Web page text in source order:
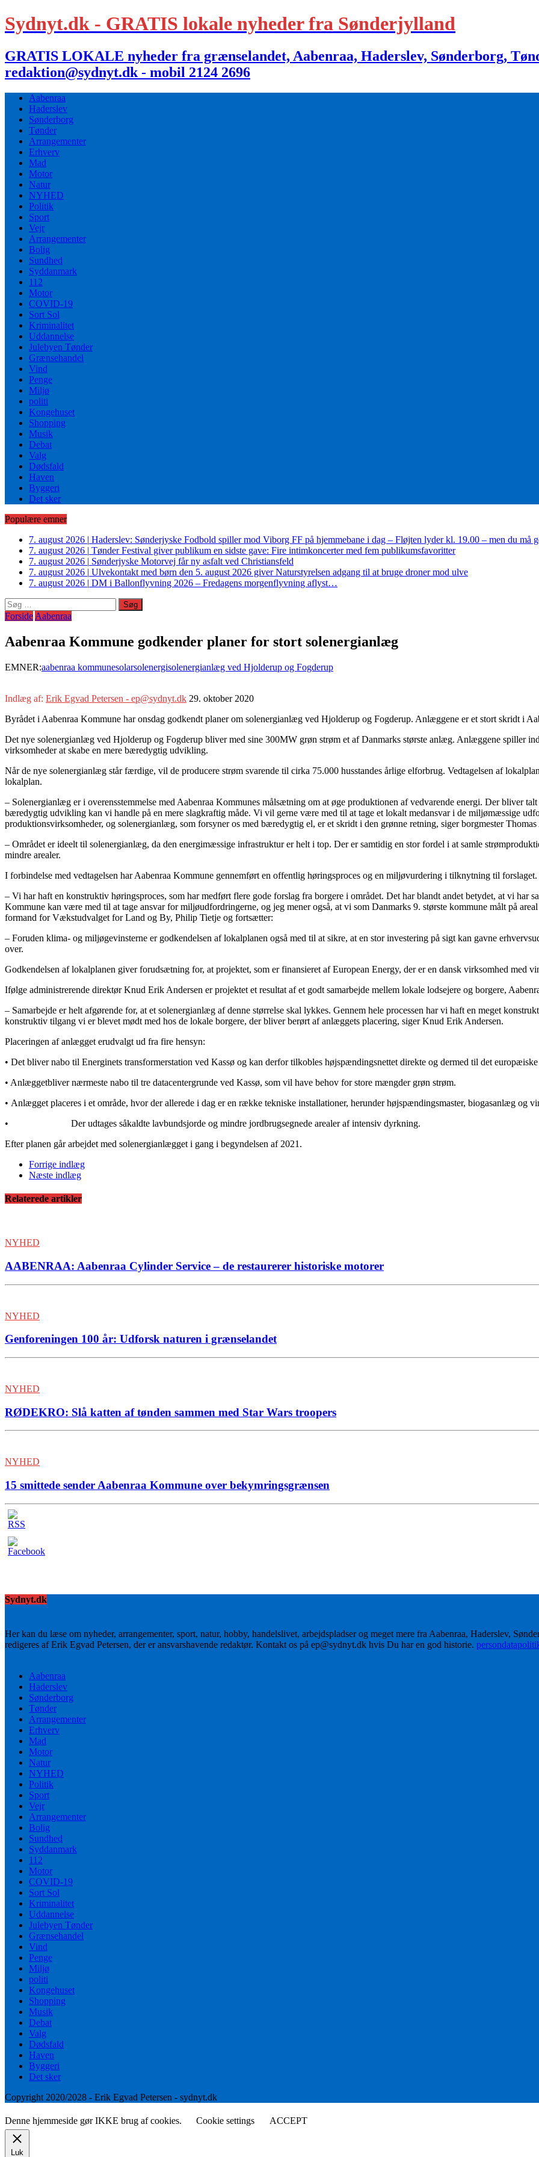
Sydnyt.dk - GRATIS lokale nyheder fra Sønderjylland
GRATIS LOKALE nyheder fra grænselandet, Aabenraa, Haderslev, Sønderborg,
redaktion@sydnyt.dk - mobil 2124 2696
Aabenraa
Haderslev
Sønderborg
Tønder
Arrangementer
Erhverv
Mad
Motor
Natur
NYHED
Politik
Sport
Vejr
Arrangementer
Bolig
Sundhed
Syddanmark
112
Motor
COVID-19
Sort Sol
Kriminalitet
Uddannelse
Julebyen Tønder
Grænsehandel
Vind
Penge
Miljø
politi
Kongehuset
Shopping
Musik
Debat
Valg
Dødsfald
Haven
Byggeri
Det sker
Populære emner
7. august 2026 | Haderslev: Sønderjyske Fodbold spiller mod Viborg FF på hjemmebane i dag – Fløjten lyder kl. 19.00 – men du må
7. august 2026 | Tønder Festival giver publikum en sidste gave: Fire intimkoncerter med fem publikumsfavoritter
7. august 2026 | Sønderjyske Motorvej får ny asfalt ved Christiansfeld
7. august 2026 | Ulvekontakt med børn den 5. august 2026 giver Naturstyrelsen adgang til at bruge droner mod ulve
7. august 2026 | DM i Ballonflyvning 2026 – Fredagens morgenflyvning aflyst…
Søg
efter:
Forside Aabenraa
Aabenraa Kommune godkender planer for stort solenergianlæg
EMNER:aabenraa kommunesolarsolenergisolenergianlæg ved Hjolderup og Fogderup
Indlæg af: Erik Egvad Petersen - ep@sydnyt.dk 29. oktober 2020
Byrådet i Aabenraa Kommune har onsdag godkendt planer om solenergianlæg ved Hjolderup og Fogderup. Anlæggene er et stort skridt i
Det nye solenergianlæg ved Hjolderup og Fogderup bliver med sine 300MW grøn strøm et af Danmarks største anlæg. Anlæggene spiller
virksomheder at skabe en mere bæredygtig udvikling.
Når de nye solenergianlæg står færdige, vil de producere strøm svarende til cirka 75.000 husstandes årlige elforbrug. Vedtagelsen af
lokalplan.
– Solenergianlæg er i overensstemmelse med Aabenraa Kommunes målsætning om at øge produktionen af vedvarende energi. Der bliver
bæredygtig udvikling kan vi handle på en mere slagkraftig måde. Vi vil gerne være med til at tage et lokalt medansvar i de miljømæssige
produktionsvirksomheder, og solenergianlæg, som forsyner os med bæredygtig el, er et skridt i den grønne retning, siger borgmester
– Området er ideelt til solenergianlæg, da den energimæssige infrastruktur er helt i top. Der er samtidig en stor fordel i at samle
mindre arealer.
I forbindelse med vedtagelsen har Aabenraa Kommune gennemført en offentlig høringsproces og en miljøvurdering i tilknytning til forslaget.
– Vi har haft en konstruktiv høringsproces, som har medført flere gode forslag fra borgere i området. Det har blandt andet betydet, at vi har
Kommune kan være med til at tage ansvar for miljøudfordringerne, og jeg mener også, at vi som Danmarks 9. største kommune målt på
formand for Vækstudvalget for Land og By, Philip Tietje og fortsætter:
– Foruden klima- og miljøgevinsterne er godkendelsen af lokalplanen også med til at sikre, at en stor investering på sigt kan gavne
over.
Godkendelsen af lokalplanen giver forudsætning for, at projektet, som er finansieret af European Energy, der er en dansk virksomhed med
Ifølge administrerende direktør Knud Erik Andersen er projektet et resultat af et godt samarbejde mellem lokale lodsejere og borgere,
– Samarbejde er helt afgørende for, at et solenergianlæg af denne størrelse skal lykkes. Gennem hele processen har vi haft en meget
konstruktiv tilgang vi er blevet mødt med hos de lokale borgere, der bliver berørt af anlæggets placering, siger Knud Erik Andersen.
Placeringen af anlægget erudvalgt ud fra fire hensyn:
• Det bliver nabo til Energinets transformerstation ved Kassø og kan derfor tilkobles højspændingsnettet direkte og dermed til det
• Anlæggetbliver nærmeste nabo til tre datacentergrunde ved Kassø, som vil have behov for store mængder grøn strøm.
• Anlægget placeres i et område, hvor der allerede i dag er en række tekniske installationer, herunder højspændingsmaster, biogasanlæg og
• Der udtages såkaldte lavbundsjorde og mindre jordbrugsegnede arealer af intensiv dyrkning.
Efter planen går arbejdet med solenergianlægget i gang i begyndelsen af 2021.
Forrige indlæg
Næste indlæg
Relaterede artikler
NYHED
AABENRAA: Aabenraa Cylinder Service – de restaurerer historiske motorer
NYHED
Genforeningen 100 år: Udforsk naturen i grænselandet
NYHED
RØDEKRO: Slå katten af tønden sammen med Star Wars troopers
NYHED
15 smittede sender Aabenraa Kommune over bekymringsgrænsen
Sydnyt.dk
Her kan du læse om nyheder, arrangementer, sport, natur, hobby, handelslivet, arbejdspladser og meget mere fra Aabenraa, Haderslev,
redigeres af Erik Egvad Petersen, der er ansvarshavende redaktør. Kontakt os på ep@sydnyt.dk hvis Du har en god historie.
Aabenraa
Haderslev
Sønderborg
Tønder
Arrangementer
Erhverv
Mad
Motor
Natur
NYHED
Politik
Sport
Vejr
Arrangementer
Bolig
Sundhed
Syddanmark
112
Motor
COVID-19
Sort Sol
Kriminalitet
Uddannelse
Julebyen Tønder
Grænsehandel
Vind
Penge
Miljø
politi
Kongehuset
Shopping
Musik
Debat
Valg
Dødsfald
Haven
Byggeri
Det sker
Copyright 2020/2028 - Erik Egvad Petersen - sydnyt.dk
Denne hjemmeside gør IKKE brug af cookies. Cookie settings ACCEPT
Luk